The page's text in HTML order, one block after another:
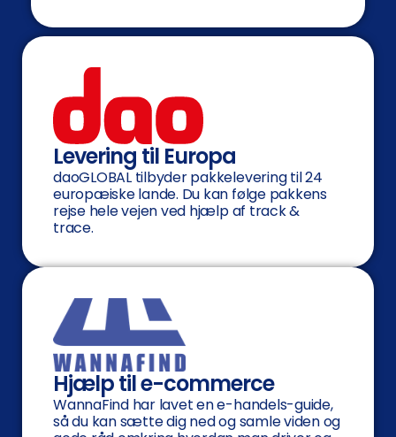
Levering til Europa
daoGLOBAL tilbyder pakkelevering til 24
europæiske lande. Du kan følge pakkens
rejse hele vejen ved hjælp af track &
trace.
Hjælp til e-commerce
WannaFind har lavet en e-handels-guide,
så du kan sætte dig ned og samle viden og